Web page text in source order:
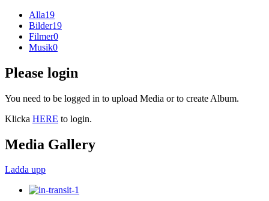
Alla19
Bilder19
Filmer0
Musik0
Please login
You need to be logged in to upload Media or to create Album.
Klicka HERE to login.
Media Gallery
Ladda upp